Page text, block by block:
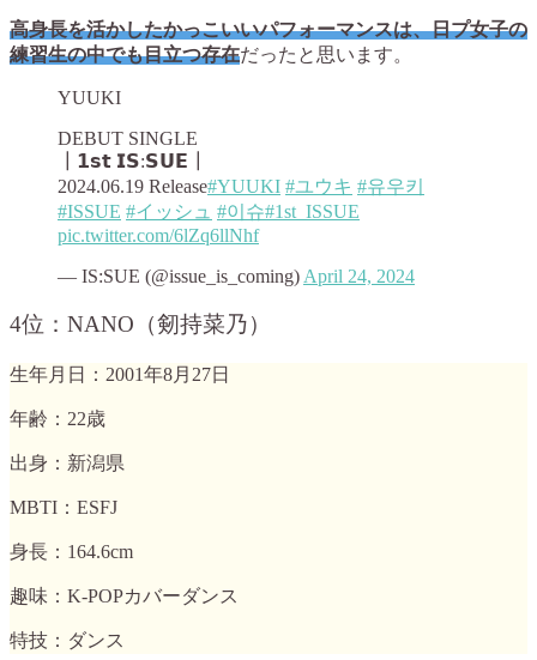
高身長を活かしたかっこいいパフォーマンスは、日プ女子の
練習生の中でも目立つ存在だったと思います。
YUUKI
DEBUT SINGLE
┃𝟭𝘀𝘁 𝗜𝗦:𝗦𝗨𝗘┃
2024.06.19 Release#YUUKI #ユウキ #유우키
#ISSUE #イッシュ #이슈#1st_ISSUE
pic.twitter.com/6lZq6llNhf
— IS:SUE (@issue_is_coming) April 24, 2024
4位：NANO（剱持菜乃）
生年月日：2001年8月27日
年齢：22歳
出身：新潟県
MBTI：ESFJ
身長：164.6cm
趣味：K-POPカバーダンス
特技：ダンス